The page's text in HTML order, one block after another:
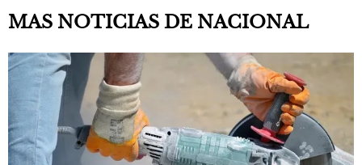
MAS NOTICIAS DE NACIONAL